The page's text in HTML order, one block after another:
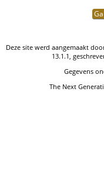
Ga
Deze site werd aangemaakt
13.1.1,
Gegevens
The Next